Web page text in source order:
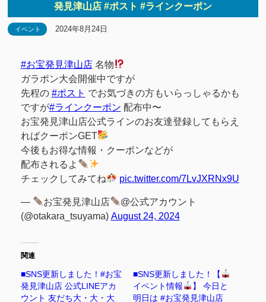
発見津山店 #ポスト #ラインクーポン
イベント 2024年8月24日
#お宝発見津山店名物
ガラポン大会開催中ですが
先程の #ポスト でお気づきの方もいらっしゃるかも
ですが#ラインクーポン 配布中〜
お宝発見津山店公式ラインのお友達登録してもらえ
ればクーポンGET
今後もお得な情報・クーポンなどが
配布されるよ
チェックしてみてね
pic.twitter.com/7LvJXRNx9U
— お宝発見津山店
@公式アカウント
(@otakara_tsuyama) August 24, 2024
関連
■SNS更新しました！#お宝
発見津山店 公式LINEアカ
ウント 友だち大・大・大
■SNS更新しました！【
イベント情報
】 今日と
明日は #お宝発見津山店